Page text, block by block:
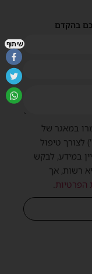
בהקדם
במאגר של
טיפול
במידע, לבקש
רשות, אך
הפרטיות.
שיתוף